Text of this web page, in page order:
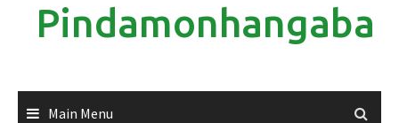
Pindamonhangaba
Main Menu